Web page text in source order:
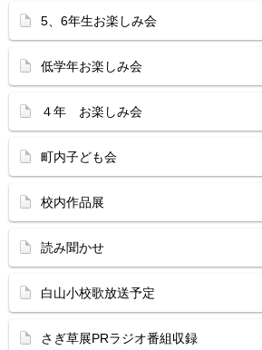
5、6年生お楽しみ会
低学年お楽しみ会
４年 お楽しみ会
町内子ども会
校内作品展
読み聞かせ
白山小校歌放送予定
さぎ草展PRラジオ番組収録